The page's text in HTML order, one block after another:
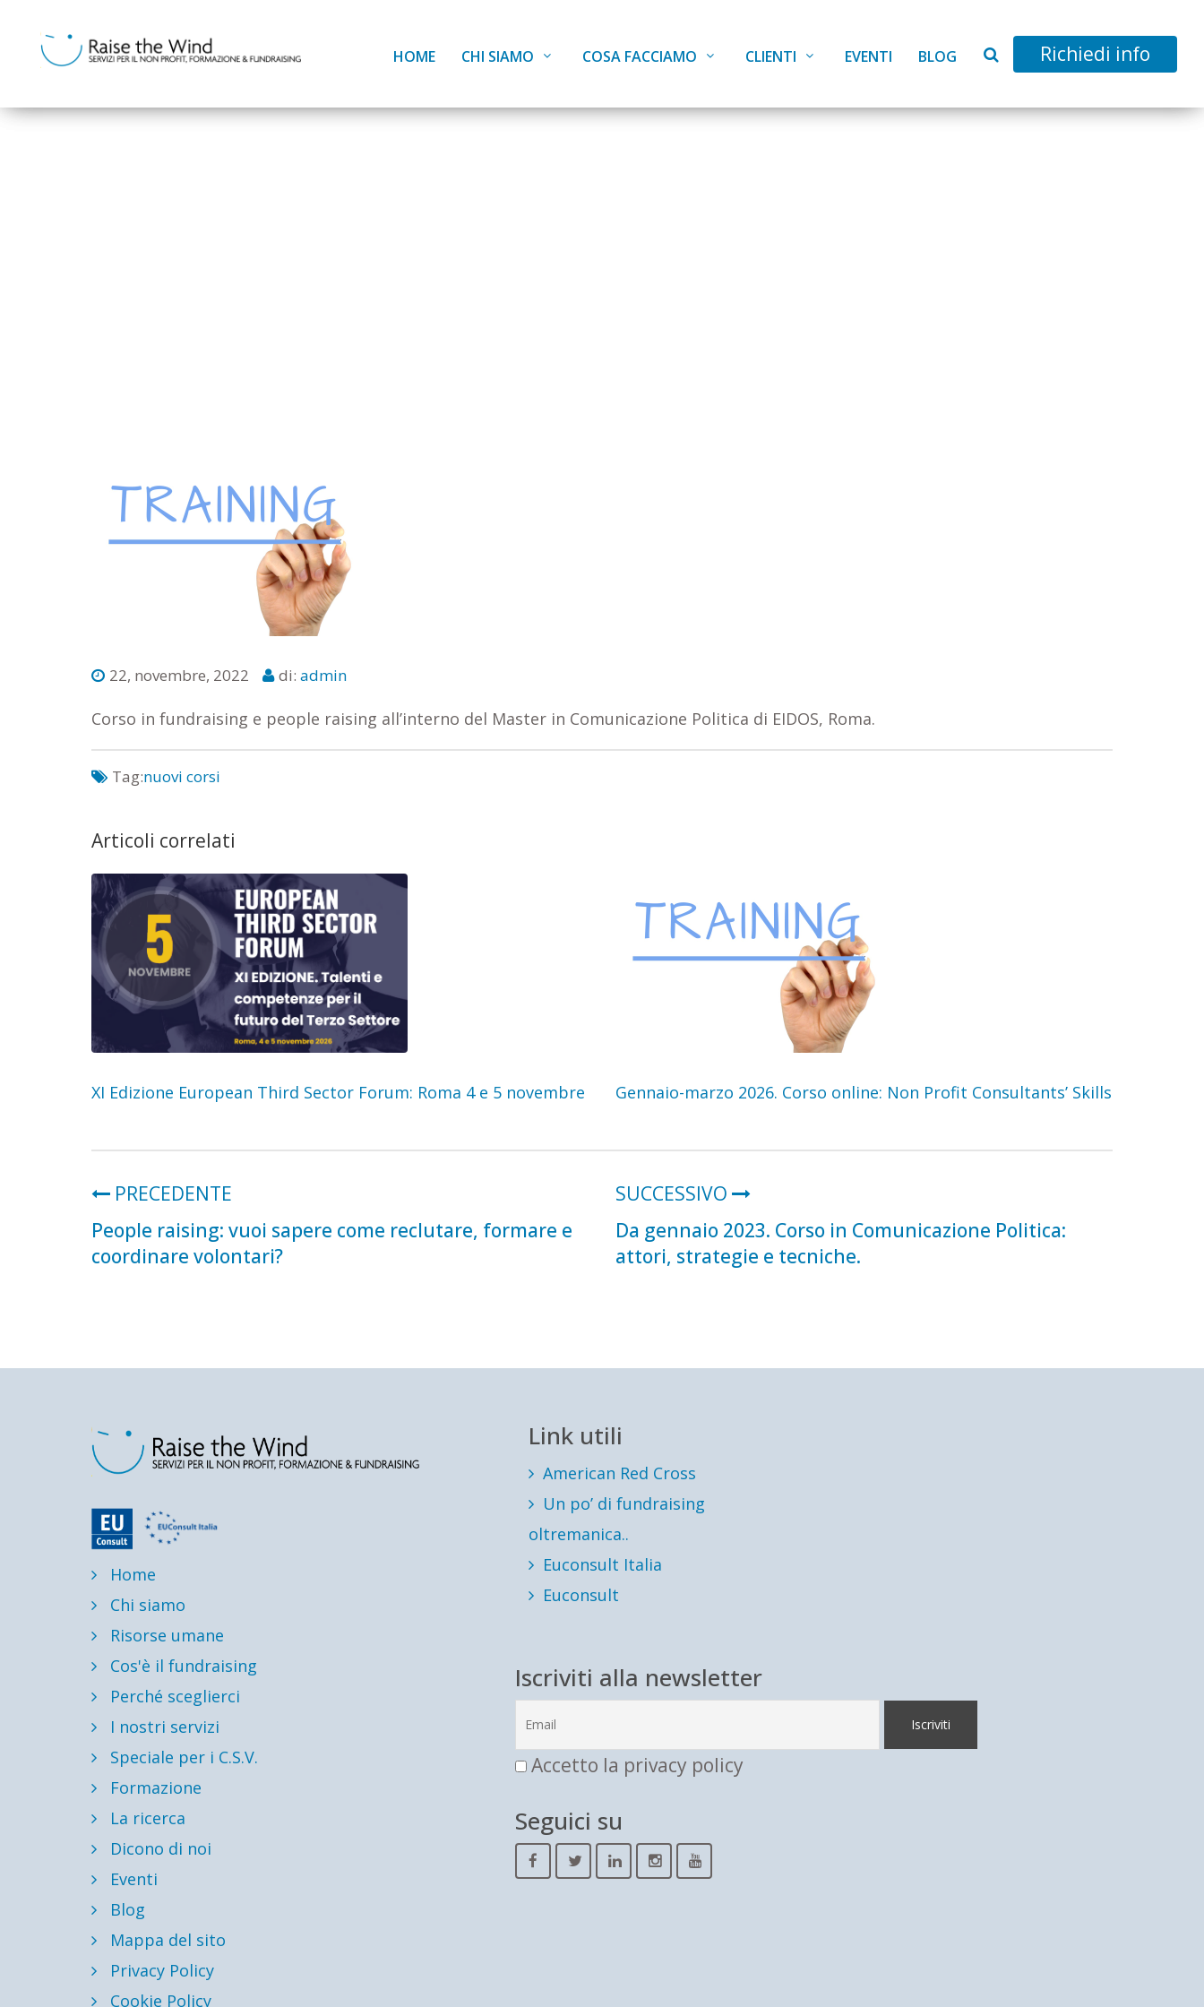
HOME CHI SIAMO COSA FACCIAMO CLIENTI EVENTI BLOG Richiedi info
22, novembre, 2022 di: admin
Corso in fundraising e people raising all’interno del Master in Comunicazione Politica di EIDOS, Roma.
Tag:nuovi corsi
Articoli correlati
XI Edizione European Third Sector Forum: Roma 4 e 5 novembre Gennaio-marzo 2026. Corso online: Non Profit Consultants’ Skills
PRECEDENTE
People raising: vuoi sapere come reclutare, formare e
coordinare volontari?
SUCCESSIVO
Da gennaio 2023. Corso in Comunicazione Politica:
attori, strategie e tecniche.
Home
Chi siamo
Risorse umane
Cos'è il fundraising
Perché sceglierci
I nostri servizi
Speciale per i C.S.V.
Formazione
La ricerca
Dicono di noi
Eventi
Blog
Mappa del sito
Privacy Policy
Cookie Policy
Link utili
American Red Cross
Un po’ di fundraising
oltremanica..
Euconsult Italia
Euconsult
Iscriviti alla newsletter
Accetto la privacy policy
Seguici su